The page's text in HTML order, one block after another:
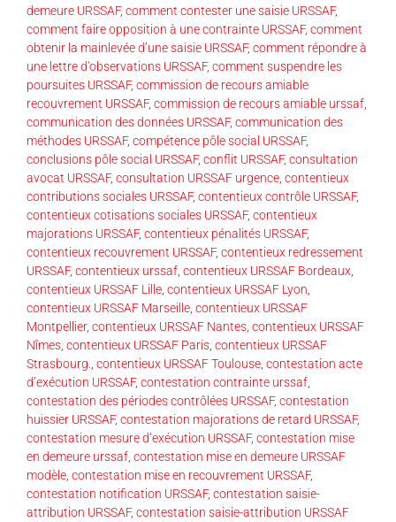
demeure URSSAF, comment contester une saisie URSSAF,
comment faire opposition à une contrainte URSSAF, comment
obtenir la mainlevée d’une saisie URSSAF, comment répondre à
une lettre d'observations URSSAF, comment suspendre les
poursuites URSSAF, commission de recours amiable
recouvrement URSSAF, commission de recours amiable urssaf
communication des données URSSAF, communication des
méthodes URSSAF, compétence pôle social URSSAF,
conclusions pôle social URSSAF, conflit URSSAF, consultation
avocat URSSAF, consultation URSSAF urgence contentieux
contributions sociales URSSAF, contentieux contrôle URSSAF,
contentieux cotisations sociales URSSAF, contentieux
majorations URSSAF, contentieux pénalités URSSAF,
contentieux recouvrement URSSAF, contentieux redressement
URSSAF, contentieux urssaf contentieux URSSAF Bordeaux
contentieux URSSAF Lille contentieux URSSAF Lyon
contentieux URSSAF Marseille contentieux URSSAF
Montpellier, contentieux URSSAF Nantes contentieux URSSAF
Nîmes contentieux URSSAF Paris contentieux URSSAF
Strasbourg.
contentieux URSSAF Toulouse contestation acte
d’exécution URSSAF, contestation contrainte urssaf
contestation des périodes contrôlées URSSAF, contestation
huissier URSSAF, contestation majorations de retard URSSAF,
contestation mesure d’exécution URSSAF, contestation mise
en demeure urssaf contestation mise en demeure URSSAF
modèle contestation mise en recouvrement URSSAF,
contestation notification URSSAF, contestation saisie-
attribution URSSAF, contestation saisie-attribution URSSAF